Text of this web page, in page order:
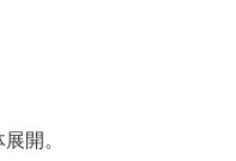
開。